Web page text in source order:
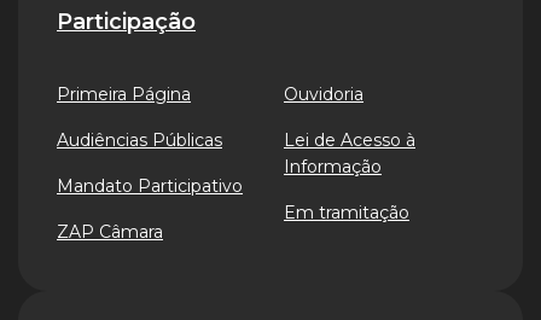
Participação
Primeira Página
Audiências Públicas
Mandato Participativo
ZAP Câmara
Ouvidoria
Lei de Acesso à
Informação
Em tramitação